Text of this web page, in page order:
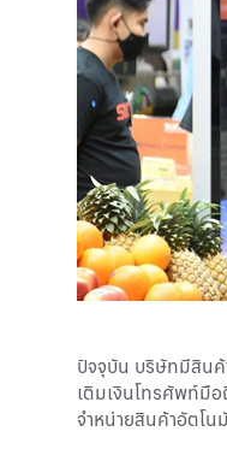
ปัจจุบัน บริษัทมีสิน
เติมเงินโทรศัพท์มือ
จำหน่ายสินค้าอัตโน